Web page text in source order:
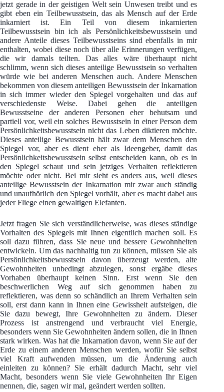
jetzt gerade in der geistigen Welt sein Unwesen treibt und es
gibt eben ein Teilbewusstsein, das als Mensch auf der Erde
inkarniert ist. Ein Teil von diesem inkarnierten
Teilbewusstsein bin ich als Persönlichkeitsbewusstsein und
andere Anteile dieses Teilbewusstseins sind ebenfalls in mir
enthalten, wobei diese noch über alle Erinnerungen verfügen,
die wir damals teilten. Das alles wäre überhaupt nicht
schlimm, wenn sich dieses anteilige Bewusstsein so verhalten
würde wie bei anderen Menschen auch. Andere Menschen
bekommen von diesem anteiligen Bewusstsein der Inkarnation
in sich immer wieder den Spiegel vorgehalten und das auf
verschiedenste Weise. Dabei gehen die anteiligen
Bewusstseine der anderen Personen eher behutsam und
partiell vor, weil ein solches Bewusstsein in einer Person dem
Persönlichkeitsbewusstsein nicht das Leben diktieren möchte.
Dieses anteilige Bewusstsein hält zwar dem Menschen den
Spiegel vor, aber es dient eher als Ideengeber, damit das
Persönlichkeitsbewusstsein selbst entscheiden kann, ob es in
den Spiegel schaut und sein jetziges Verhalten reflektieren
möchte oder nicht. Bei mir sieht es anders aus, weil dieses
anteilige Bewusstsein der Inkarnation mir zwar auch ständig
und unaufhörlich den Spiegel vorhält, aber es macht dabei aus
jeder Fliege einen gewaltigen Elefanten.
Jetzt fragen Sie sich verständlicherweise, was dieses ständige
Vorhalten des Spiegels mit Ihnen eigentlich machen soll. Es
soll dazu führen, dass Sie neue und bessere Gewohnheiten
entwickeln. Um das nachhaltig tun zu können, müssen Sie als
Persönlichkeitsbewusstsein davon überzeugt werden, alte
Gewohnheiten unbedingt abzulegen, sonst ergäbe dieses
Vorhaben überhaupt keinen Sinn. Erst wenn Sie den
beschwerlichen Weg auf sich genommen haben zu
reflektieren, was denn so schändlich an Ihrem Verhalten sein
soll, erst dann kann in Ihnen eine Gewissheit aufsteigen, die
Sie dazu bewegt, Ihre Gewohnheiten zu ändern. Dieser
Prozess ist anstrengend und verbraucht viel Energie,
besonders wenn Sie Gewohnheiten ändern sollen, die in Ihnen
stark wirken. Was hat die Inkarnation davon, wenn Sie auf der
Erde zu einem anderen Menschen werden, wofür Sie selbst
viel Kraft aufwenden müssen, um die Änderung auch
einleiten zu können? Sie erhält dadurch Macht, sehr viel
Macht, besonders wenn Sie viele Gewohnheiten Ihr Eigen
nennen, die, sagen wir mal, geändert werden sollten.